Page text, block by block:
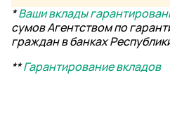
*Ваши вклады
сумовАгентством по
граждан в банках
**Гарантирование вкладов